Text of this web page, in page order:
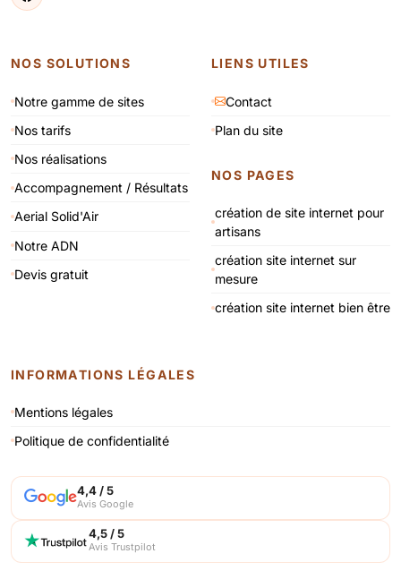
NOS SOLUTIONS
Notre gamme de sites
Nos tarifs
Nos réalisations
Accompagnement / Résultats
Aerial Solid'Air
Notre ADN
Devis gratuit
LIENS UTILES
Contact
Plan du site
NOS PAGES
création de site internet pour
artisans
création site internet sur
mesure
création site internet bien être
INFORMATIONS LÉGALES
Mentions légales
Politique de confidentialité
4,4 / 5
Avis Google
4,5 / 5
Avis Trustpilot